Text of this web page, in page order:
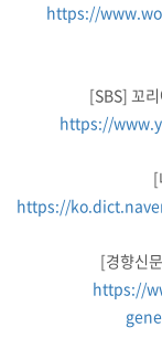
https://
[SBS] 꼬
https://
[
https://
[경향신
https://